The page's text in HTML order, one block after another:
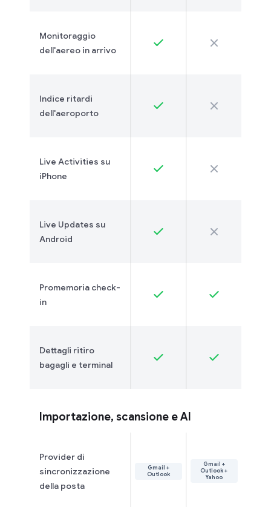
Monitoraggio
dell'aereo in arrivo
Indice ritardi
dell'aeroporto
Live Activities su
iPhone
Live Updates su
Android
Promemoria check-
in
Dettagli ritiro
bagagli e terminal
Importazione, scansione e AI
Provider di
sincronizzazione
della posta
Gmail +
Outlook
Gmail +
Outlook +
Yahoo